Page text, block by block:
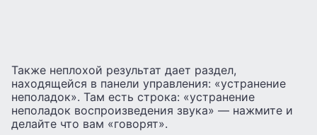
Также неплохой результат дает раздел,
находящейся в панели управления: «устранение
неполадок». Там есть строка: «устранение
неполадок воспроизведения звука» — нажмите и
делайте что вам «говорят».